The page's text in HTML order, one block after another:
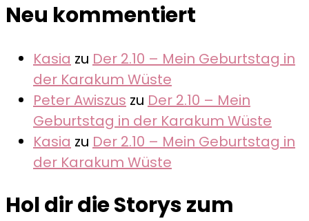
Neu kommentiert
Kasia zu Der 2.10 – Mein Geburtstag in
der Karakum Wüste
Peter Awiszus zu Der 2.10 – Mein
Geburtstag in der Karakum Wüste
Kasia zu Der 2.10 – Mein Geburtstag in
der Karakum Wüste
Hol dir die Storys zum